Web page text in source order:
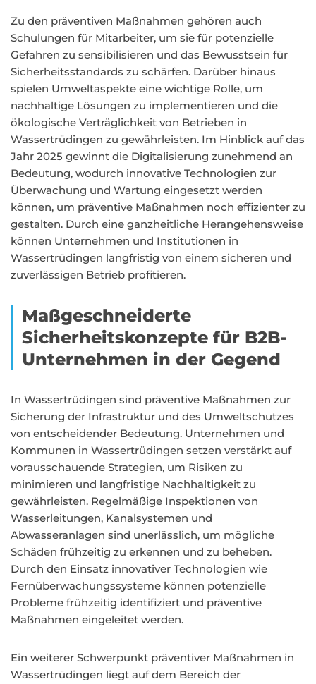
Zu den präventiven Maßnahmen gehören auch
Schulungen für Mitarbeiter, um sie für potenzielle
Gefahren zu sensibilisieren und das Bewusstsein für
Sicherheitsstandards zu schärfen. Darüber hinaus
spielen Umweltaspekte eine wichtige Rolle, um
nachhaltige Lösungen zu implementieren und die
ökologische Verträglichkeit von Betrieben in
Wassertrüdingen zu gewährleisten. Im Hinblick auf das
Jahr 2025 gewinnt die Digitalisierung zunehmend an
Bedeutung, wodurch innovative Technologien zur
Überwachung und Wartung eingesetzt werden
können, um präventive Maßnahmen noch effizienter zu
gestalten. Durch eine ganzheitliche Herangehensweise
können Unternehmen und Institutionen in
Wassertrüdingen langfristig von einem sicheren und
zuverlässigen Betrieb profitieren.
Maßgeschneiderte
Sicherheitskonzepte für B2B-
Unternehmen in der Gegend
In Wassertrüdingen sind präventive Maßnahmen zur
Sicherung der Infrastruktur und des Umweltschutzes
von entscheidender Bedeutung. Unternehmen und
Kommunen in Wassertrüdingen setzen verstärkt auf
vorausschauende Strategien, um Risiken zu
minimieren und langfristige Nachhaltigkeit zu
gewährleisten. Regelmäßige Inspektionen von
Wasserleitungen, Kanalsystemen und
Abwasseranlagen sind unerlässlich, um mögliche
Schäden frühzeitig zu erkennen und zu beheben.
Durch den Einsatz innovativer Technologien wie
Fernüberwachungssysteme können potenzielle
Probleme frühzeitig identifiziert und präventive
Maßnahmen eingeleitet werden.
Ein weiterer Schwerpunkt präventiver Maßnahmen in
Wassertrüdingen liegt auf dem Bereich der